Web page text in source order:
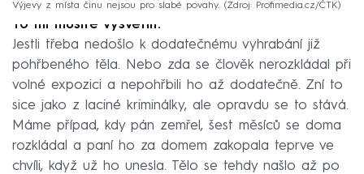
Výjevy z místa činu nejsou pro slabé povahy. Zdroj: Profimedia.cz/ČTK
To mi musíte vysvětlit.
Jestli třeba nedošlo k dodatečnému vyhrabání již
pohřbeného těla. Nebo zda se člověk nerozkládal při
volné expozici a nepohřbili ho až dodatečně. Zní to
sice jako z laciné kriminálky, ale opravdu se to stává.
Máme případ, kdy pán zemřel, šest měsíců se doma
rozkládal a paní ho za domem zakopala teprve ve
chvíli, když už ho unesla. Tělo se tehdy našlo až po